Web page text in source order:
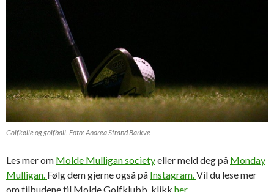
Golfkølle og golfball. Foto: Andrea Strand Barkve
Les mer om Molde Mulligan societyeller meld deg på Monday
Mulligan. Følg dem gjerne også på Instagram.Vil du lese mer
om tilbudene til Molde Golfklubb, klikk her